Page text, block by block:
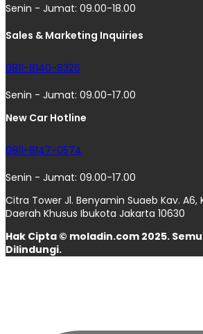
Senin - Jumat: 09.00-18.00
Sales & Marketing Inquiries
0811-8140-8326
Senin - Jumat: 09.00-17.00
New Car Hotline
0811-8147-0574
Senin - Jumat: 09.00-17.00
Citra Tower Jl. Benyamin Suaeb Kav. A6,
Daerah Khusus Ibukota Jakarta 10630
Hak Cipta © moladin.com 2025.
Dilindungi.